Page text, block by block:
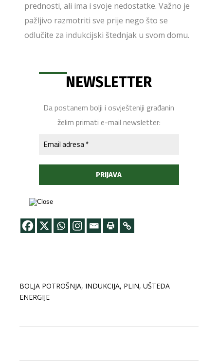
prednosti, ali ima i svoje nedostatke. Važno je
pažljivo razmotriti sve prije nego što se
odlučite za indukcijski štednjak u svom domu.
NEWSLETTER
Da postanem bolji i osvješteniji građanin
želim primati e-mail newsletter:
BOLJA POTROŠNJA, INDUKCIJA, PLIN,UŠTEDA
ENERGIJE